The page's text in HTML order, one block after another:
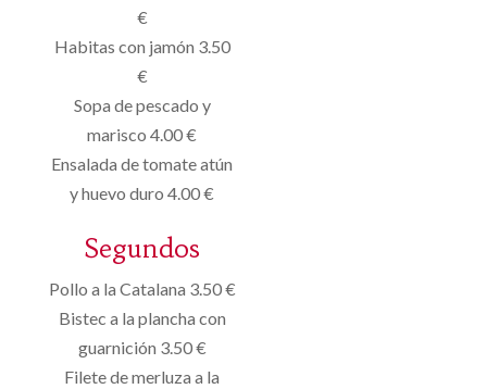
€
Habitas con jamón 3.50
€
Sopa de pescado y
marisco 4.00 €
Ensalada de tomate atún
y huevo duro 4.00 €
Segundos
Pollo a la Catalana 3.50 €
Bistec a la plancha con
guarnición 3.50 €
Filete de merluza a la